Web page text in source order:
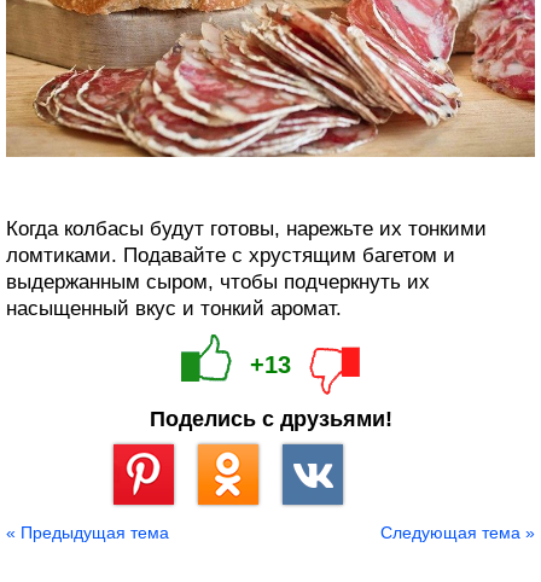
Когда колбасы будут готовы, нарежьте их тонкими
ломтиками. Подавайте с хрустящим багетом и
выдержанным сыром, чтобы подчеркнуть их
насыщенный вкус и тонкий аромат.
+13
Поделись с друзьями!
« Предыдущая тема Следующая тема »